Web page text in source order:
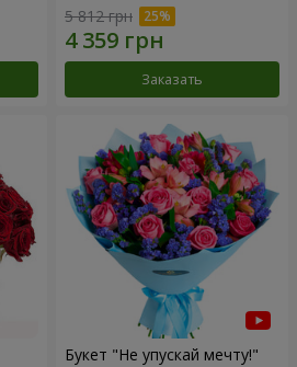
5 812 грн
Заказать
Букет "Не упускай мечту!"